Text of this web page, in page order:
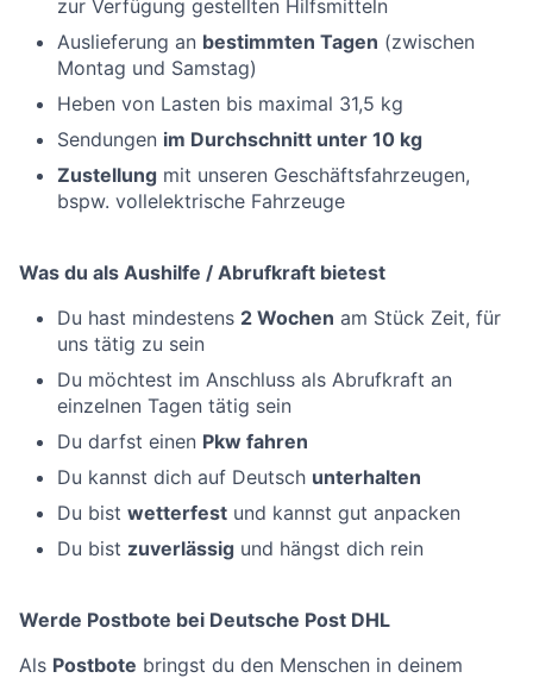
zur Verfügung gestellten Hilfsmitteln
Auslieferung an bestimmten Tagen (zwischen
Montag und Samstag)
Heben von Lasten bis maximal 31,5 kg
Sendungen im Durchschnitt unter 10 kg
Zustellung mit unseren Geschäftsfahrzeugen,
bspw. vollelektrische Fahrzeuge
Was du als Aushilfe / Abrufkraft bietest
Du hast mindestens 2 Wochen am Stück Zeit, für
uns tätig zu sein
Du möchtest im Anschluss als Abrufkraft an
einzelnen Tagen tätig sein
Du darfst einen Pkw fahren
Du kannst dich auf Deutsch unterhalten
Du bist wetterfest und kannst gut anpacken
Du bist zuverlässig und hängst dich rein
Werde Postbote bei Deutsche Post DHL
Als Postbote bringst du den Menschen in deinem